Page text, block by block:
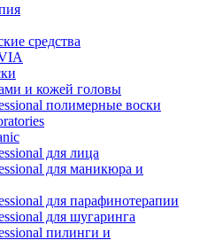
средства
и кожей головы
полимерные воски
для лица
для маникюра и
для парафинотерапии
для шугаринга
пилинги и